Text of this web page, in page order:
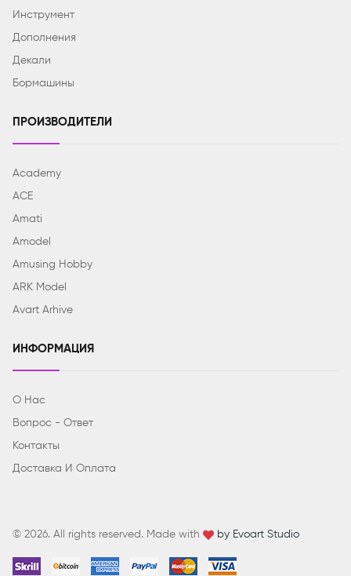
Инструмент
Дополнения
Декали
Бормашины
ПРОИЗВОДИТЕЛИ
Academy
ACE
Amati
Amodel
Amusing Hobby
ARK Model
Avart Arhive
ИНФОРМАЦИЯ
О Нас
Вопрос - Ответ
Контакты
Доставка И Оплата
© 2026. All rights reserved. Made with by Evoart Studio